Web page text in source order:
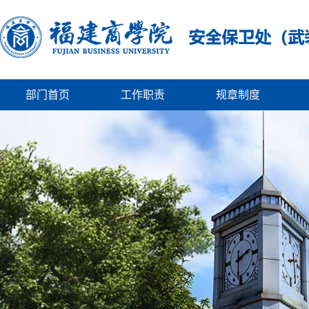
部门首页 工作职责 规章制度